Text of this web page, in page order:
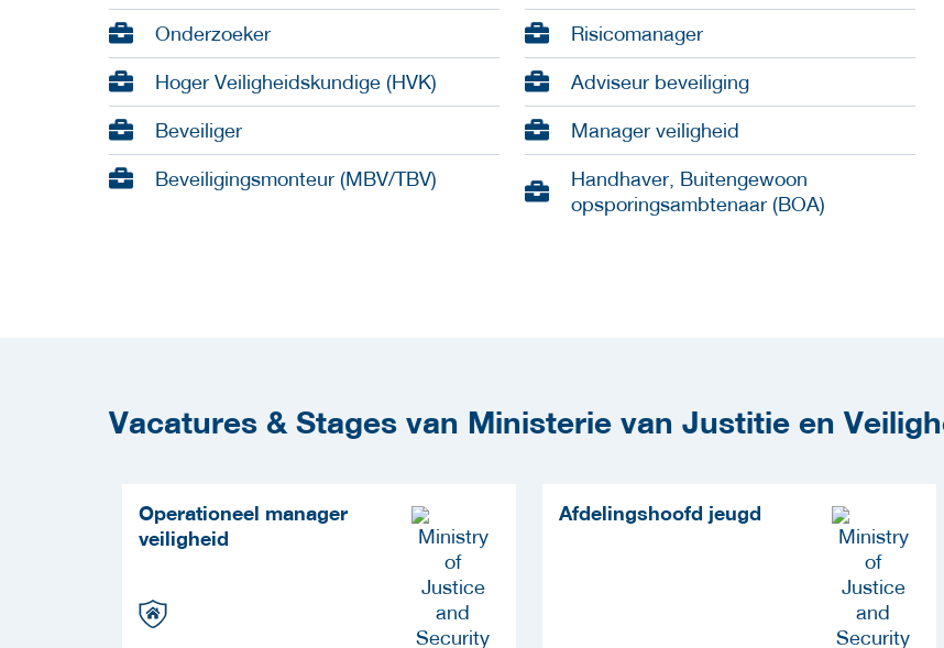
Onderzoeker Risicomanager
Hoger Veiligheidskundige (HVK) Adviseur beveiliging
Beveiliger Manager veiligheid
Beveiligingsmonteur (MBV/TBV)
Handhaver, Buitengewoon
opsporingsambtenaar (BOA)
Vacatures & Stages van Ministerie van Justitie en
Operationeel manager
veiligheid
Afdelingshoofd jeugd